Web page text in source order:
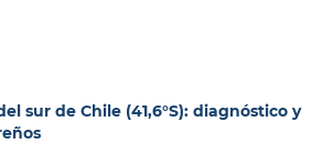
sur de Chile (41,6°S): diagnóstico y